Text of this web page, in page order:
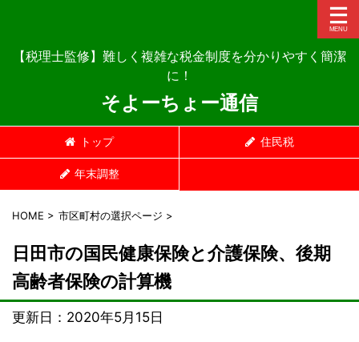
【税理士監修】難しく複雑な税金制度を分かりやすく簡潔
に！
そよーちょー通信
トップ 住民税
年末調整
HOME > 市区町村の選択ページ >
日田市の国民健康保険と介護保険、後期
高齢者保険の計算機
更新日： 2020年5月15日